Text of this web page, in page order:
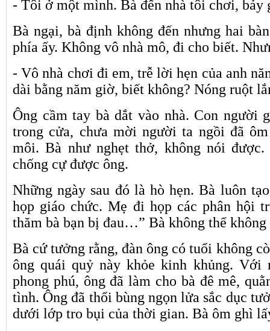
- Tôi ở một mình. Bà đến nhà tôi chơi, bảy
Bà ngại, bà định không đến nhưng hai
phía ấy. Không vô nhà mô, đi cho biết.
- Vô nhà chơi đi em, trễ lời hẹn của anh
dài bằng năm giờ, biết không? Nóng ruột
Ông cầm tay bà dắt vào nhà. Con người
trong cửa, chưa mời người ta ngồi đã
môi. Bà như nghẹt thở, không nói được.
chống cự được ông.
Những ngày sau đó là hò hẹn. Bà luôn
họp giáo chức. Mẹ đi họp các phân hội
thăm bà bạn bị đau…” Bà không thể
Bà cứ tưởng rằng, đàn ông có tuổi không
ông quái quỷ này khỏe kinh khủng. Với
phong phú, ông đã làm cho bà đê mê,
tình. Ông đã thổi bùng ngọn lửa sắc dục
dưới lớp tro bụi của thời gian. Bà ôm ghì